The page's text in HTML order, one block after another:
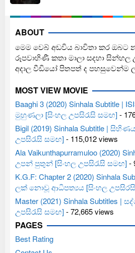
ABOUT
මෙම වෙබ් අඩවිය බාවිතා කර ඔබට
රූපවාහිණී කතා මාලා සදහා සින්හල
අදාල වීඩියෝ පිතපත් ද පහසුවෙන්ම
MOST VIEW MOVIE
Baaghi 3 (2020) Sinhala Subtitle
මුහුණලා [සිංහල උපසිරැසි සමඟ]-
Bigil (2019) Sinhala Subtitle |
උපසිරැසි සමඟ]- 115,012 views
Ala Vaikunthapurramuloo (2020)
උපන් පුතුන් [සිංහල උපසිරැසි සමඟ]-
K.G.F: Chapter 2 (2020) Sinhala
ලක් නොවූ ආධිපත්‍යය [සිංහල
Master (2021) Sinhala Subtitles |
උපසිරැසි සමඟ]- 72,665 views
PAGES
Best Rating